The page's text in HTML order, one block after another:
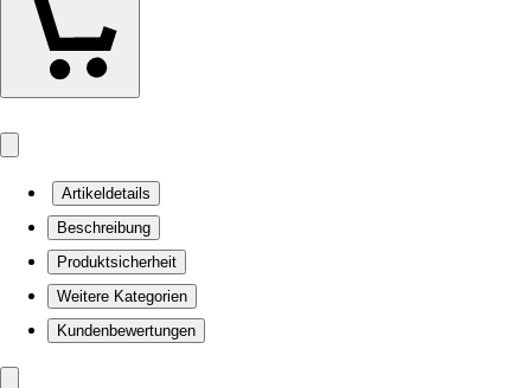
Artikeldetails
Beschreibung
Produktsicherheit
Weitere Kategorien
Kundenbewertungen